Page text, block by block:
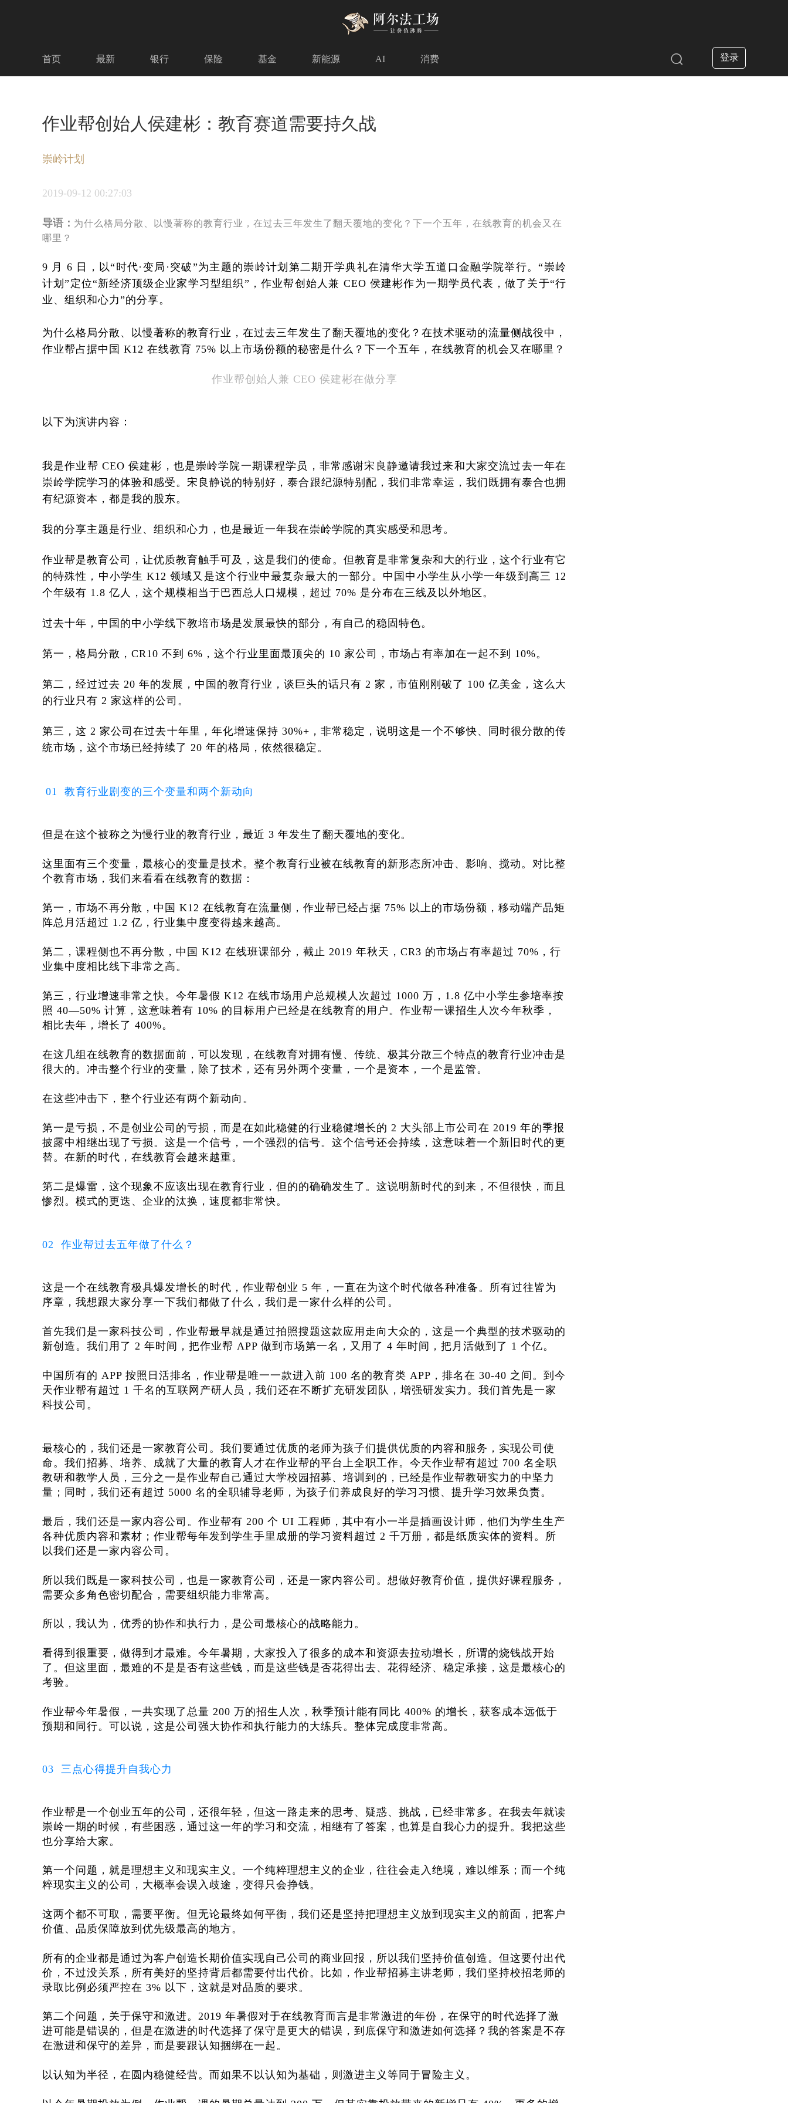
首页 最新 银行 保险 基金 新能源 AI 消费  登录
作业帮创始人侯建彬：教育赛道需要持久战
崇岭计划
2019-09-12 00:27:03
导语： 为什么格局分散、以慢著称的教育行业，在过去三年发生了翻天覆地的变化？下一个五年，在线教育的机会又在
哪里？
9 月 6 日，以“时代·变局·突破”为主题的崇岭计划第二期开学典礼在清华大学五道口金融学院举行。“崇岭
计划”定位“新经济顶级企业家学习型组织”，作业帮创始人兼 CEO 侯建彬作为一期学员代表，做了关于“行
业、组织和心力”的分享。
为什么格局分散、以慢著称的教育行业，在过去三年发生了翻天覆地的变化？在技术驱动的流量侧战役中，
作业帮占据中国 K12 在线教育 75% 以上市场份额的秘密是什么？下一个五年，在线教育的机会又在哪里？
作业帮创始人兼 CEO 侯建彬在做分享
以下为演讲内容：
我是作业帮 CEO 侯建彬，也是崇岭学院一期课程学员，非常感谢宋良静邀请我过来和大家交流过去一年在
崇岭学院学习的体验和感受。宋良静说的特别好，泰合跟纪源特别配，我们非常幸运，我们既拥有泰合也拥
有纪源资本，都是我的股东。
我的分享主题是行业、组织和心力，也是最近一年我在崇岭学院的真实感受和思考。
作业帮是教育公司，让优质教育触手可及，这是我们的使命。但教育是非常复杂和大的行业，这个行业有它
的特殊性，中小学生 K12 领域又是这个行业中最复杂最大的一部分。中国中小学生从小学一年级到高三 12
个年级有 1.8 亿人，这个规模相当于巴西总人口规模，超过 70% 是分布在三线及以外地区。
过去十年，中国的中小学线下教培市场是发展最快的部分，有自己的稳固特色。
第一，格局分散，CR10 不到 6%，这个行业里面最顶尖的 10 家公司，市场占有率加在一起不到 10%。
第二，经过过去 20 年的发展，中国的教育行业，谈巨头的话只有 2 家，市值刚刚破了 100 亿美金，这么大
的行业只有 2 家这样的公司。
第三，这 2 家公司在过去十年里，年化增速保持 30%+，非常稳定，说明这是一个不够快、同时很分散的传
统市场，这个市场已经持续了 20 年的格局，依然很稳定。
01 教育行业剧变的三个变量和两个新动向
但是在这个被称之为慢行业的教育行业，最近 3 年发生了翻天覆地的变化。
这里面有三个变量，最核心的变量是技术。整个教育行业被在线教育的新形态所冲击、影响、搅动。对比整
个教育市场，我们来看看在线教育的数据：
第一，市场不再分散，中国 K12 在线教育在流量侧，作业帮已经占据 75% 以上的市场份额，移动端产品矩
阵总月活超过 1.2 亿，行业集中度变得越来越高。
第二，课程侧也不再分散，中国 K12 在线班课部分，截止 2019 年秋天，CR3 的市场占有率超过 70%，行
业集中度相比线下非常之高。
第三，行业增速非常之快。今年暑假 K12 在线市场用户总规模人次超过 1000 万，1.8 亿中小学生参培率按
照 40—50% 计算，这意味着有 10% 的目标用户已经是在线教育的用户。作业帮一课招生人次今年秋季，
相比去年，增长了 400%。
在这几组在线教育的数据面前，可以发现，在线教育对拥有慢、传统、极其分散三个特点的教育行业冲击是
很大的。冲击整个行业的变量，除了技术，还有另外两个变量，一个是资本，一个是监管。
在这些冲击下，整个行业还有两个新动向。
第一是亏损，不是创业公司的亏损，而是在如此稳健的行业稳健增长的 2 大头部上市公司在 2019 年的季报
披露中相继出现了亏损。这是一个信号，一个强烈的信号。这个信号还会持续，这意味着一个新旧时代的更
替。在新的时代，在线教育会越来越重。
第二是爆雷，这个现象不应该出现在教育行业，但的的确确发生了。这说明新时代的到来，不但很快，而且
惨烈。模式的更迭、企业的汰换，速度都非常快。
02 作业帮过去五年做了什么？
这是一个在线教育极具爆发增长的时代，作业帮创业 5 年，一直在为这个时代做各种准备。所有过往皆为
序章，我想跟大家分享一下我们都做了什么，我们是一家什么样的公司。
首先我们是一家科技公司，作业帮最早就是通过拍照搜题这款应用走向大众的，这是一个典型的技术驱动的
新创造。我们用了 2 年时间，把作业帮 APP 做到市场第一名，又用了 4 年时间，把月活做到了 1 个亿。
中国所有的 APP 按照日活排名，作业帮是唯一一款进入前 100 名的教育类 APP，排名在 30-40 之间。到今
天作业帮有超过 1 千名的互联网产研人员，我们还在不断扩充研发团队，增强研发实力。我们首先是一家
科技公司。
最核心的，我们还是一家教育公司。我们要通过优质的老师为孩子们提供优质的内容和服务，实现公司使
命。我们招募、培养、成就了大量的教育人才在作业帮的平台上全职工作。今天作业帮有超过 700 名全职
教研和教学人员，三分之一是作业帮自己通过大学校园招募、培训到的，已经是作业帮教研实力的中坚力
量；同时，我们还有超过 5000 名的全职辅导老师，为孩子们养成良好的学习习惯、提升学习效果负责。
最后，我们还是一家内容公司。作业帮有 200 个 UI 工程师，其中有小一半是插画设计师，他们为学生生产
各种优质内容和素材；作业帮每年发到学生手里成册的学习资料超过 2 千万册，都是纸质实体的资料。所
以我们还是一家内容公司。
所以我们既是一家科技公司，也是一家教育公司，还是一家内容公司。想做好教育价值，提供好课程服务，
需要众多角色密切配合，需要组织能力非常高。
所以，我认为，优秀的协作和执行力，是公司最核心的战略能力。
看得到很重要，做得到才最难。今年暑期，大家投入了很多的成本和资源去拉动增长，所谓的烧钱战开始
了。但这里面，最难的不是是否有这些钱，而是这些钱是否花得出去、花得经济、稳定承接，这是最核心的
考验。
作业帮今年暑假，一共实现了总量 200 万的招生人次，秋季预计能有同比 400% 的增长，获客成本远低于
预期和同行。可以说，这是公司强大协作和执行能力的大练兵。整体完成度非常高。
03 三点心得提升自我心力
作业帮是一个创业五年的公司，还很年轻，但这一路走来的思考、疑惑、挑战，已经非常多。在我去年就读
崇岭一期的时候，有些困惑，通过这一年的学习和交流，相继有了答案，也算是自我心力的提升。我把这些
也分享给大家。
第一个问题，就是理想主义和现实主义。一个纯粹理想主义的企业，往往会走入绝境，难以维系；而一个纯
粹现实主义的公司，大概率会误入歧途，变得只会挣钱。
这两个都不可取，需要平衡。但无论最终如何平衡，我们还是坚持把理想主义放到现实主义的前面，把客户
价值、品质保障放到优先级最高的地方。
所有的企业都是通过为客户创造长期价值实现自己公司的商业回报，所以我们坚持价值创造。但这要付出代
价，不过没关系，所有美好的坚持背后都需要付出代价。比如，作业帮招募主讲老师，我们坚持校招老师的
录取比例必须严控在 3% 以下，这就是对品质的要求。
第二个问题，关于保守和激进。2019 年暑假对于在线教育而言是非常激进的年份，在保守的时代选择了激
进可能是错误的，但是在激进的时代选择了保守是更大的错误，到底保守和激进如何选择？我的答案是不存
在激进和保守的差异，而是要跟认知捆绑在一起。
以认知为半径，在圆内稳健经营。而如果不以认知为基础，则激进主义等同于冒险主义。